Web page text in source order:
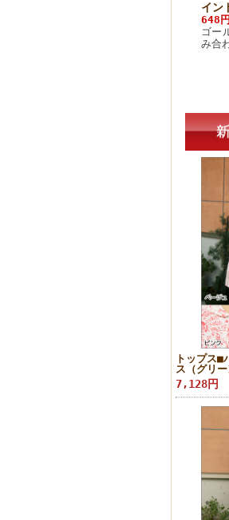
イン
648円
ゴー
み合
トップス
ス（グリ
7,128円